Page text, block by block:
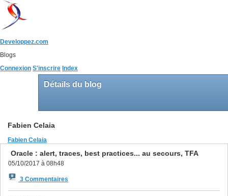
Developpez.com
Blogs
Connexion S'inscrire Index
Détails du blog
Fabien Celaia
Fabien Celaia
Oracle : alert, traces, best practices... au secours, TFA
05/10/2017 à 08h48
3 Commentaires